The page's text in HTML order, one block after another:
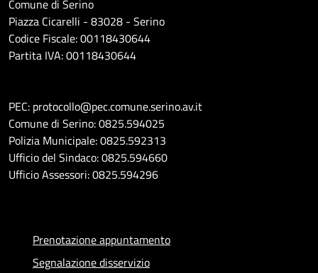
Comune di Serino
Piazza Cicarelli - 83028 - Serino
Codice Fiscale: 00118430644
Partita IVA: 00118430644
PEC: protocollo@pec.comune.serino.av.it
Comune di Serino: 0825.594025
Polizia Municipale: 0825.592313
Ufficio del Sindaco: 0825.594660
Ufficio Assessori: 0825.594296
Prenotazione appuntamento
Segnalazione disservizio